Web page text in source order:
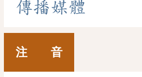
傳播媒體
注 音